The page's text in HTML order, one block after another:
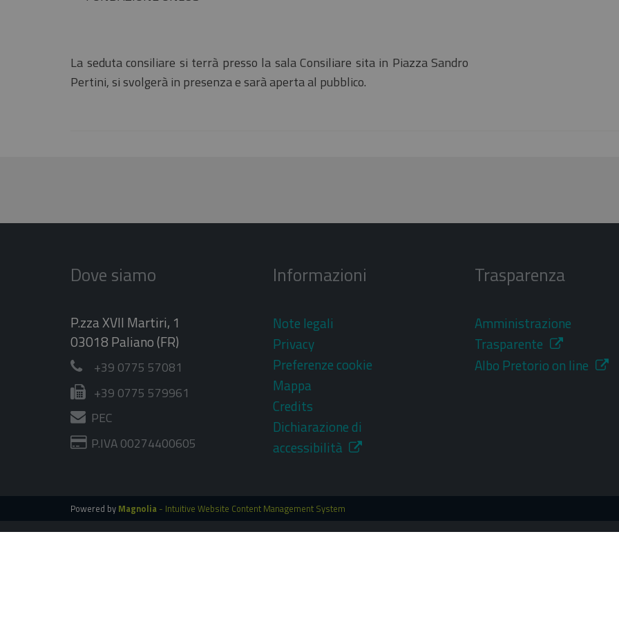
La seduta consiliare si terrà presso la sala Consiliare sita in Piazza Sandro
Pertini, si svolgerà in presenza e sarà aperta al pubblico.
Dove siamo
P.zza XVII Martiri, 1
03018 Paliano (FR)
+39 0775 57081
+39 0775 579961
PEC
P.IVA 00274400605
Informazioni
Note legali
Privacy
Preferenze cookie
Mappa
Credits
Dichiarazione di
accessibilità
Trasparenza
Amministrazione
Trasparente
Albo Pretorio on line
Powered by Magnolia - Intuitive Website Content Management System